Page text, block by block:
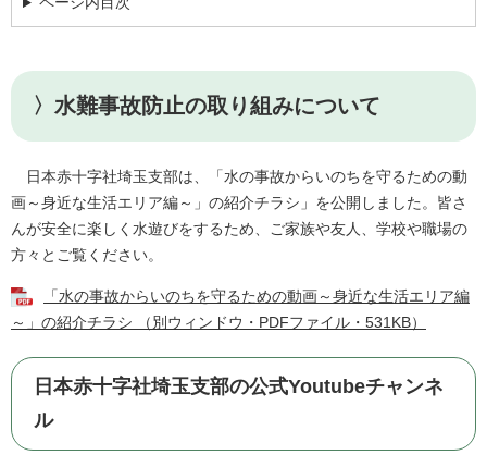
〉水難事故防止の取り組みについて
日本赤十字社埼玉支部は、「水の事故からいのちを守るための動
画～身近な生活エリア編～」の紹介チラシ」を公開しました。皆さ
んが安全に楽しく水遊びをするため、ご家族や友人、学校や職場の
方々とご覧ください。
「水の事故からいのちを守るための動画～身近な生活エリア編
～」の紹介チラシ （別ウィンドウ・PDFファイル・531KB）
日本赤十字社埼玉支部の公式Youtubeチャンネ
ル